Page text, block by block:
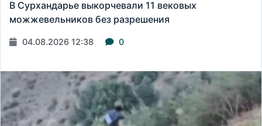
В Сурхандарье выкорчевали 11 вековых
можжевельников без разрешения
04.08.2026 12:38 0